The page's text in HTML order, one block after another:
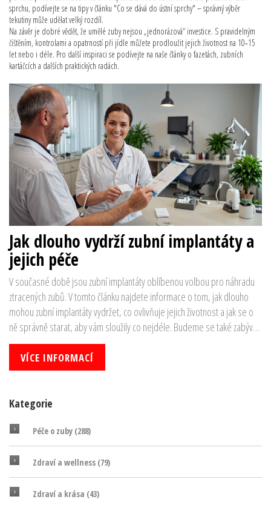
sprchu, podívejte se na tipy v článku "Co se dává do ústní sprchy" – správný výběr
tekutiny může udělat velký rozdíl.
Na závěr je dobré vědět, že umělé zuby nejsou „jednorázová“ investice. S pravidelným
čištěním, kontrolami a opatrností při jídle můžete prodloužit jejich životnost na 10‑15
let nebo i déle. Pro další inspiraci se podívejte na naše články o fazetách, zubních
kartáčcích a dalších praktických radách.
Jak dlouho vydrží zubní implantáty a
jejich péče
V současné době jsou zubní implantáty oblíbenou volbou pro náhradu
ztracených zubů. V tomto článku najdete informace o tom, jak dlouho
mohou zubní implantáty vydržet, co ovlivňuje jejich životnost a jak se o
ně správně starat, aby vám sloužily co nejdéle. Budeme se také zabývat
běžnými mýty a tipy na obnovu implantátů.
VÍCE INFORMACÍ
Kategorie
Péče o zuby (288)
Zdraví a wellness (79)
Zdraví a krása (43)